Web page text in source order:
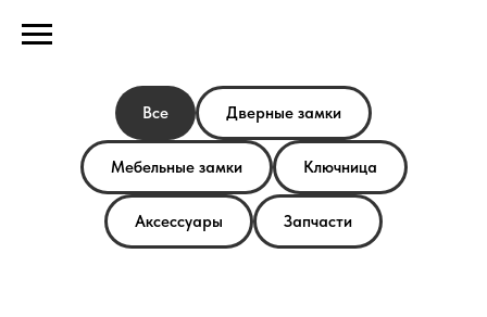
Все Дверные замки
Мебельные замки Ключница
Аксессуары Запчасти